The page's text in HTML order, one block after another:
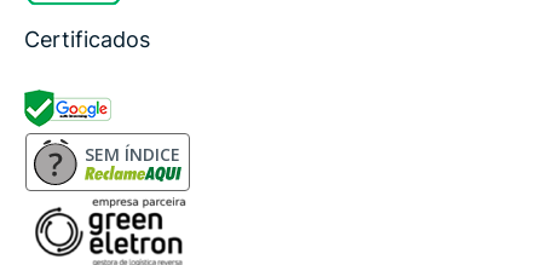
Certificados
SEM ÍNDICE